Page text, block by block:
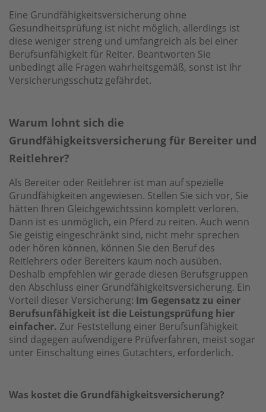
Eine Grundfähigkeitsversicherung ohne
Gesundheitsprüfung ist nicht möglich, allerdings ist
diese weniger streng und umfangreich als bei einer
Berufsunfähigkeit für Reiter. Beantworten Sie
unbedingt alle Fragen wahrheitsgemäß, sonst ist Ihr
Versicherungsschutz gefährdet.
Warum lohnt sich die
Grundfähigkeitsversicherung für Bereiter und
Reitlehrer?
Als Bereiter oder Reitlehrer ist man auf spezielle
Grundfähigkeiten angewiesen. Stellen Sie sich vor, Sie
hätten Ihren Gleichgewichtssinn komplett verloren.
Dann ist es unmöglich, ein Pferd zu reiten. Auch wenn
Sie geistig eingeschränkt sind, nicht mehr sprechen
oder hören können, können Sie den Beruf des
Reitlehrers oder Bereiters kaum noch ausüben.
Deshalb empfehlen wir gerade diesen Berufsgruppen
den Abschluss einer Grundfähigkeitsversicherung. Ein
Vorteil dieser Versicherung: Im Gegensatz zu einer
Berufsunfähigkeit ist die Leistungsprüfung hier
einfacher. Zur Feststellung einer Berufsunfähigkeit
sind dagegen aufwendigere Prüfverfahren, meist sogar
unter Einschaltung eines Gutachters, erforderlich.
Was kostet die Grundfähigkeitsversicherung?